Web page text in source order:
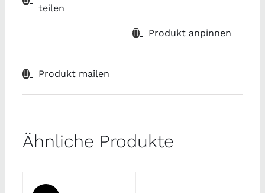
teilen
Produkt anpinnen
Produkt mailen
Ähnliche Produkte